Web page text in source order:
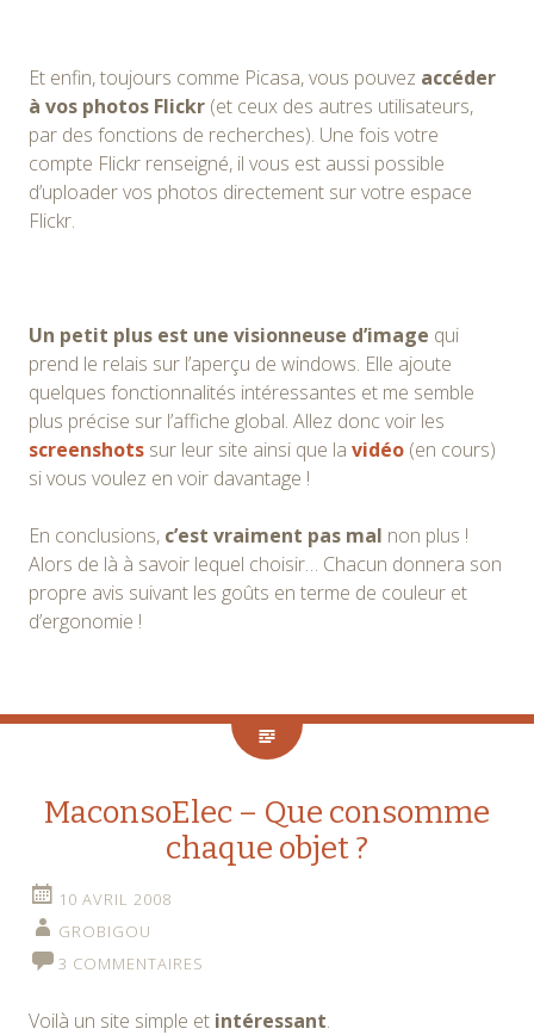
Et enfin, toujours comme Picasa, vous pouvez accéder
à vos photos Flickr (et ceux des autres utilisateurs,
par des fonctions de recherches). Une fois votre
compte Flickr renseigné, il vous est aussi possible
d’uploader vos photos directement sur votre espace
Flickr.
Un petit plus est une visionneuse d’image qui
prend le relais sur l’aperçu de windows. Elle ajoute
quelques fonctionnalités intéressantes et me semble
plus précise sur l’affiche global. Allez donc voir les
screenshots sur leur site ainsi que la vidéo (en cours)
si vous voulez en voir davantage !
En conclusions, c’est vraiment pas mal non plus !
Alors de là à savoir lequel choisir… Chacun donnera son
propre avis suivant les goûts en terme de couleur et
d’ergonomie !
MaconsoElec – Que consomme
chaque objet ?
10 AVRIL 2008
GROBIGOU
3 COMMENTAIRES
Voilà un site simple et intéressant.